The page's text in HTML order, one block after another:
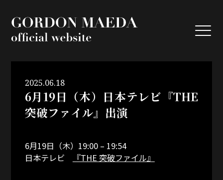
GORDON
2025.06.18
6月19日（木）日本テレビ『THE
突破ファイル』出演
6月19日（木）19:00 – 19:54
日本テレビ
『THE 突破ファイル』